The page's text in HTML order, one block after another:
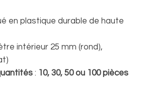
en plastique durable de haute
intérieur 25 mm (rond),
: 10, 30, 50 ou 100 pièces